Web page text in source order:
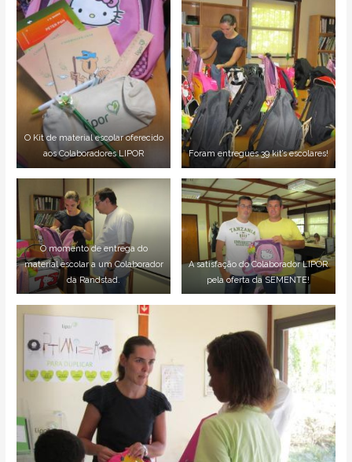
O Kit de material escolar oferecido
aos Colaboradores LIPOR
Foram entregues 39 kit’s escolares!
O momento de entrega do
material escolar a um Colaborador
da Randstad.
A satisfação do Colaborador LIPOR
pela oferta da SEMENTE!